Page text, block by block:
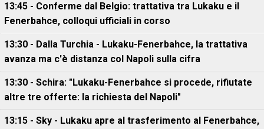
13:45 - Conferme dal Belgio: trattativa tra Lukaku e il
Fenerbahce, colloqui ufficiali in corso
13:30 - Dalla Turchia - Lukaku-Fenerbahce, la trattativa
avanza ma c'è distanza col Napoli sulla cifra
13:30 - Schira: "Lukaku-Fenerbahce si procede, rifiutate
altre tre offerte: la richiesta del Napoli"
13:15 - Sky - Lukaku apre al trasferimento al Fenerbahce,